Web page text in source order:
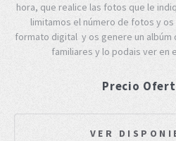
hora, que realice las fotos que le
limitamos el número de fotos y
formato digital y os genere un albúm
familiares y lo podais ver en
Precio
VER